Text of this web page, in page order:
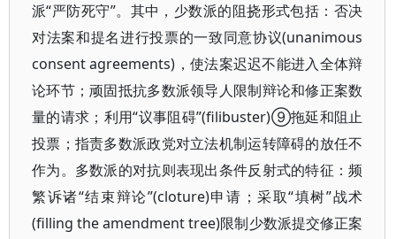
派“严防死守”。其中，少数派的阻挠形式包括：否决
对法案和提名进行投票的一致同意协议(unanimous
consent agreements)，使法案迟迟不能进入全体辩
论环节；顽固抵抗多数派领导人限制辩论和修正案数
量的请求；利用“议事阻碍”(filibuster)⑨拖延和阻止
投票；指责多数派政党对立法机制运转障碍的放任不
作为。多数派的对抗则表现出条件反射式的特征：频
繁诉诸“结束辩论”(cloture)申请；采取“填树”战术
(filling the amendment tree)限制少数派提交修正案